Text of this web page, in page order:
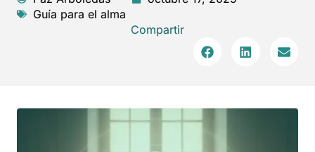
Guía para el alma
Compartir